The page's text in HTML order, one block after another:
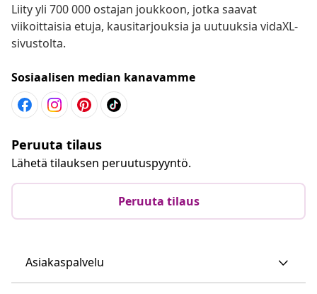
Liity yli 700 000 ostajan joukkoon, jotka saavat
viikoittaisia etuja, kausitarjouksia ja uutuuksia vidaXL-
sivustolta.
Sosiaalisen median kanavamme
Peruuta tilaus
Lähetä tilauksen peruutuspyyntö.
Peruuta tilaus
Asiakaspalvelu